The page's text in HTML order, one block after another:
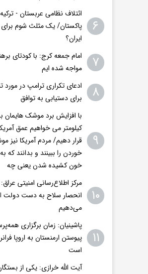
۶
ائتلاف نظامی عربستان -
پاکستان/ یک مثلث شوم
ایران؟
۷
امام جمعه کرج: با کودتای
مواجه شده ایم
۸
ادعای تکراری ترامپ در مورد
برای دستیابی به توافق
۹
کیلومتر می خواهیم عمق
قرار دهیم/ مردم آمریکا نیز
خوردن را ببینند و بدانند که
خون کشیده شدن یعنی چه
۱۰
مرکز اطلاع‌رسانی امنیتی
انحصار سلاح به دست دولت
می‌دهیم
۱۱
پاشینیان: زمان برگزاری
پیوستن ارمنستان به اروپا
است
آیت الله خرازی: یکی از